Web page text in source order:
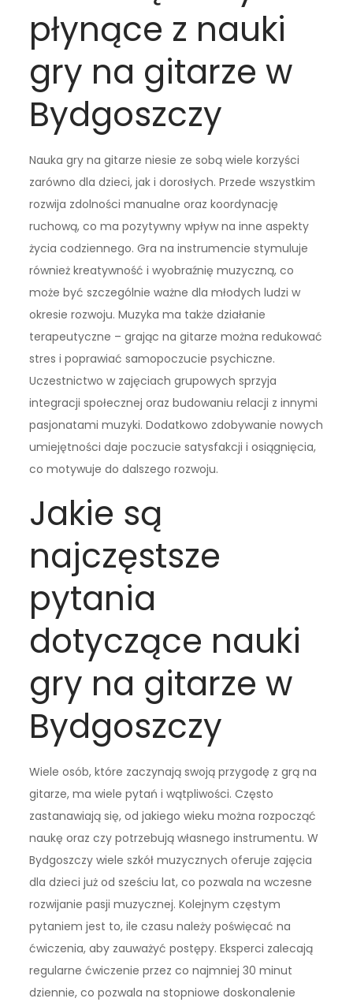
płynące z nauki
gry na gitarze w
Bydgoszczy
Nauka gry na gitarze niesie ze sobą wiele korzyści
zarówno dla dzieci, jak i dorosłych. Przede wszystkim
rozwija zdolności manualne oraz koordynację
ruchową, co ma pozytywny wpływ na inne aspekty
życia codziennego. Gra na instrumencie stymuluje
również kreatywność i wyobraźnię muzyczną, co
może być szczególnie ważne dla młodych ludzi w
okresie rozwoju. Muzyka ma także działanie
terapeutyczne – grając na gitarze można redukować
stres i poprawiać samopoczucie psychiczne.
Uczestnictwo w zajęciach grupowych sprzyja
integracji społecznej oraz budowaniu relacji z innymi
pasjonatami muzyki. Dodatkowo zdobywanie nowych
umiejętności daje poczucie satysfakcji i osiągnięcia,
co motywuje do dalszego rozwoju.
Jakie są
najczęstsze
pytania
dotyczące nauki
gry na gitarze w
Bydgoszczy
Wiele osób, które zaczynają swoją przygodę z grą na
gitarze, ma wiele pytań i wątpliwości. Często
zastanawiają się, od jakiego wieku można rozpocząć
naukę oraz czy potrzebują własnego instrumentu. W
Bydgoszczy wiele szkół muzycznych oferuje zajęcia
dla dzieci już od sześciu lat, co pozwala na wczesne
rozwijanie pasji muzycznej. Kolejnym częstym
pytaniem jest to, ile czasu należy poświęcać na
ćwiczenia, aby zauważyć postępy. Eksperci zalecają
regularne ćwiczenie przez co najmniej 30 minut
dziennie, co pozwala na stopniowe doskonalenie